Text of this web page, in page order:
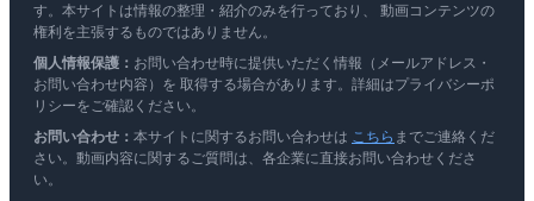
す。本サイトは情報の整理・紹介のみを行っており、 動画コンテンツの
権利を主張するものではありません。
個人情報保護： お問い合わせ時に提供いただく情報（メールアドレス・
お問い合わせ内容）を 取得する場合があります。詳細はプライバシーポ
リシーをご確認ください。
お問い合わせ： 本サイトに関するお問い合わせは こちら までご連絡くだ
さい。動画内容に関するご質問は、各企業に直接お問い合わせくださ
い。